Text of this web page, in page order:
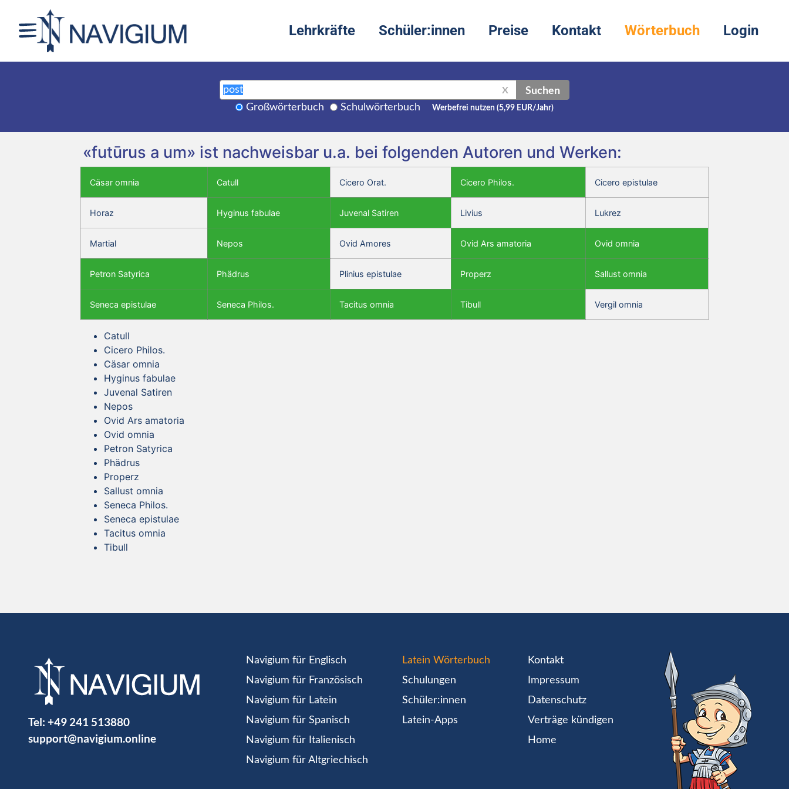
Lehrkräfte Schüler:innen Preise Kontakt Wörterbuch Login
X Suchen
Großwörterbuch Schulwörterbuch Werbefrei nutzen (5,99 EUR/Jahr)
«futūrus a um» ist nachweisbar u.a. bei folgenden Autoren und Werken:
Cäsar omnia Catull Cicero Orat. Cicero Philos. Cicero epistulae
Horaz Hyginus fabulae Juvenal Satiren Livius Lukrez
Martial Nepos Ovid Amores Ovid Ars amatoria Ovid omnia
Petron Satyrica Phädrus Plinius epistulae Properz Sallust omnia
Seneca epistulae Seneca Philos. Tacitus omnia Tibull Vergil omnia
Catull
Cicero Philos.
Cäsar omnia
Hyginus fabulae
Juvenal Satiren
Nepos
Ovid Ars amatoria
Ovid omnia
Petron Satyrica
Phädrus
Properz
Sallust omnia
Seneca Philos.
Seneca epistulae
Tacitus omnia
Tibull
Tel: +49 241 513880
support@navigium.online
Navigium für Englisch
Navigium für Französisch
Navigium für Latein
Navigium für Spanisch
Navigium für Italienisch
Navigium für Altgriechisch
Latein Wörterbuch
Schulungen
Schüler:innen
Latein-Apps
Kontakt
Impressum
Datenschutz
Verträge kündigen
Home